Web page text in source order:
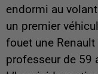
endormi au
un premier
fouet une
professeur de 59